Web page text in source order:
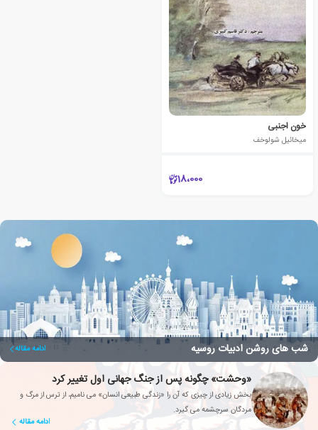
خون اجنبی
میخائیل شولوخف
18،000
شب های روشن ادبیات روسیه ادامه مقاله
«وحشت» چگونه پس از جنگ جهانی اول تغییر کرد
بخش زیادی از چیزی که آن را «زندگی طبیعی انسان» می نامیم، از ترس از مرگ و
مردگان سرچشمه می گیرد.
ادامه مقاله